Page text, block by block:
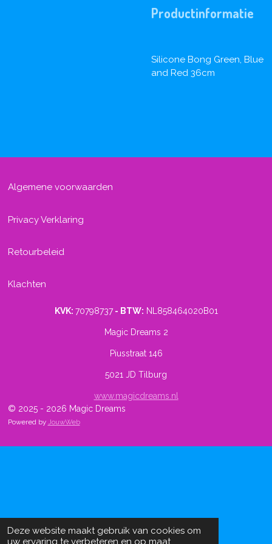
Deze website maakt gebruik van cookies om
uw ervaring te verbeteren en op maat
Productinformatie
Silicone Bong Green, Blue
and Red 36cm
Algemene voorwaarden
Privacy Verklaring
Retourbeleid
Klachten
KVK: 70798737- BTW: NL858464020B01
Magic Dreams 2
Piusstraat 146
5021 JD Tilburg
www.magicdreams.nl
© 2025 - 2026 Magic Dreams
Powered by JouwWeb